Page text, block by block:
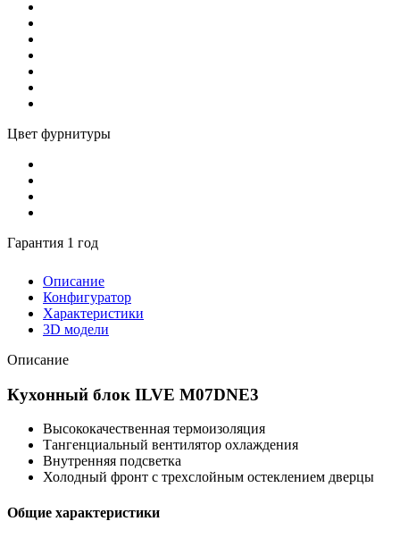
Цвет фурнитуры
Гарантия 1 год
Описание
Конфигуратор
Характеристики
3D модели
Описание
Кухонный блок ILVE M07DNE3
Высококачественная термоизоляция
Тангенциальный вентилятор охлаждения
Внутренняя подсветка
Холодный фронт с трехслойным остеклением дверцы
Общие характеристики